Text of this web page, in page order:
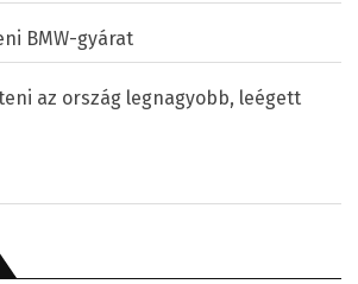
BMW-gyárat
az ország legnagyobb, leégett